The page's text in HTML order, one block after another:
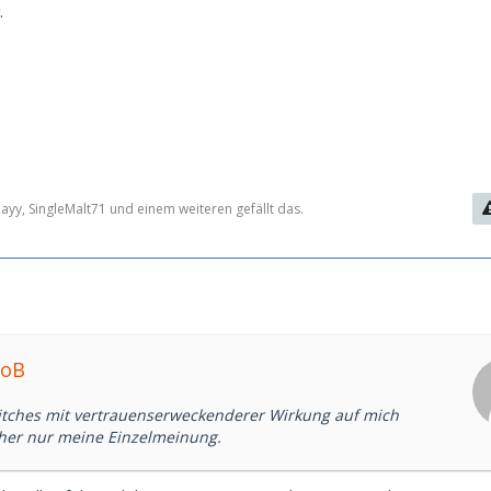
SingleMalt71 und einem weiteren gefällt das.
mit vertrauenserweckenderer Wirkung auf mich
nur meine Einzelmeinung.